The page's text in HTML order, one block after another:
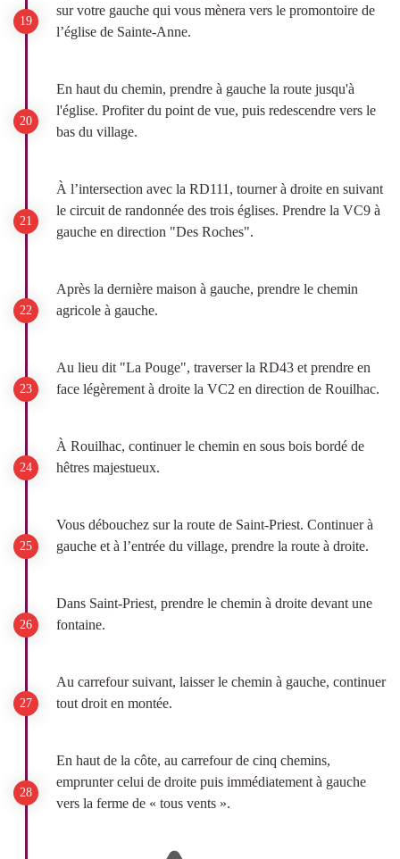
sur votre gauche qui vous mènera vers le promontoire de
l’église de Sainte-Anne.
En haut du chemin, prendre à gauche la route jusqu'à
l'église. Profiter du point de vue, puis redescendre vers le
bas du village.
À l’intersection avec la RD111, tourner à droite en suivant
le circuit de randonnée des trois églises. Prendre la VC9 à
gauche en direction "Des Roches".
Après la dernière maison à gauche, prendre le chemin
agricole à gauche.
Au lieu dit "La Pouge", traverser la RD43 et prendre en
face légèrement à droite la VC2 en direction de Rouilhac.
À Rouilhac, continuer le chemin en sous bois bordé de
hêtres majestueux.
Vous débouchez sur la route de Saint-Priest. Continuer à
gauche et à l’entrée du village, prendre la route à droite.
Dans Saint-Priest, prendre le chemin à droite devant une
fontaine.
Au carrefour suivant, laisser le chemin à gauche, continuer
tout droit en montée.
En haut de la côte, au carrefour de cinq chemins,
emprunter celui de droite puis immédiatement à gauche
vers la ferme de « tous vents ».